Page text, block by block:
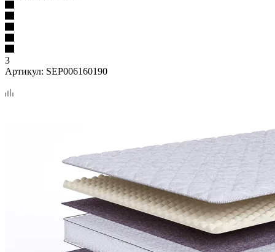
3
Артикул: SEP006160190